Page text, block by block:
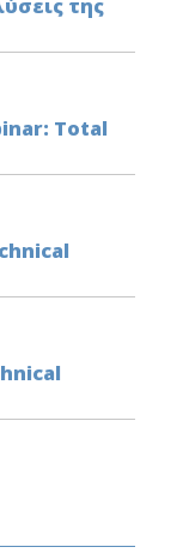
της
Total